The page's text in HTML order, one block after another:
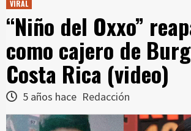
VIRAL
“Niño del Oxxo”
como cajero de
Costa Rica (video)
5 años hace Redacción